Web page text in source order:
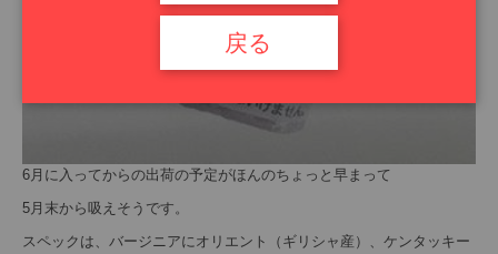
6月に入ってからの出荷の予定がほんのちょっと早まって
5月末から吸えそうです。
スペックは、バージニアにオリエント（ギリシャ産）、ケンタッキー
戻る